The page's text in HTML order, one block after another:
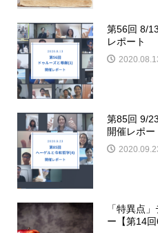
第56回 8/
レポート
第85回 9/
開催レポー
「特異点
ー【第14回